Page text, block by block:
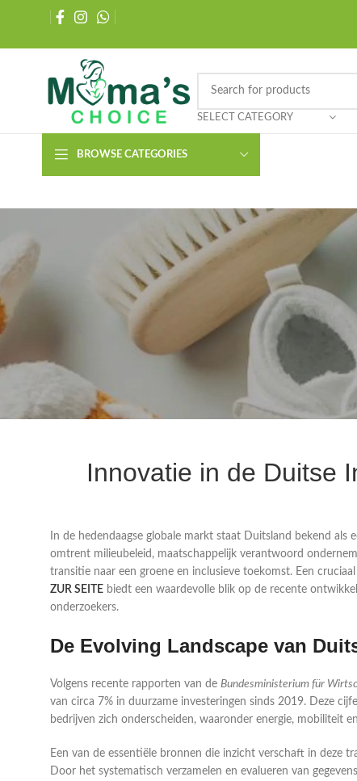
SELECT CATEGORY
BROWSE CATEGORIES
Innovatie in de Duitse
In de hedendaagse globale markt staat Duitsland bekend
omtrent milieubeleid, maatschappelijk verantwoord
transitie naar een groene en inclusieve toekomst. Een
ZUR SEITE biedt een waardevolle blik op de recente
onderzoekers.
De Evolving Landscape van
Volgens recente rapporten van de Bundesministerium für
van circa 7% in duurzame investeringen sinds 2019. Deze
bedrijven zich onderscheiden, waaronder energie, mobiliteit
Een van de essentiële bronnen die inzicht verschaft in deze
Door het systematisch verzamelen en evalueren van